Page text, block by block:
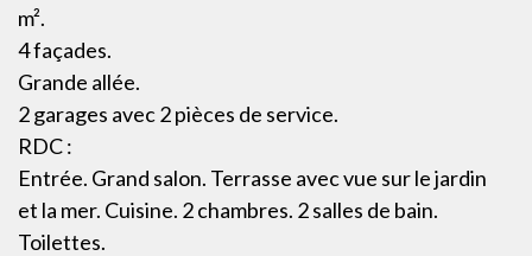
m².
4 façades.
Grande allée.
2 garages avec 2 pièces de service.
RDC :
Entrée. Grand salon. Terrasse avec vue sur le jardin
et la mer. Cuisine. 2 chambres. 2 salles de bain.
Toilettes.